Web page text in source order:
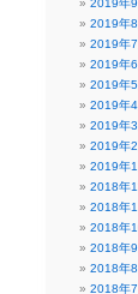
2019年9
2019年8
2019年7
2019年6
2019年5
2019年4
2019年3
2019年2
2019年1
2018年
2018年
2018年
2018年9
2018年8
2018年7